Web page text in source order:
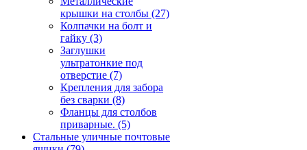
крышки на столбы (27)
Колпачки на болт и
гайку (3)
Заглушки
ультратонкие под
отверстие (7)
Крепления для забора
без сварки (8)
Фланцы для столбов
приварные. (5)
Стальные уличные почтовые